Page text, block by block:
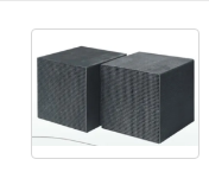
Φίλτρα Hepa
φίλτρα